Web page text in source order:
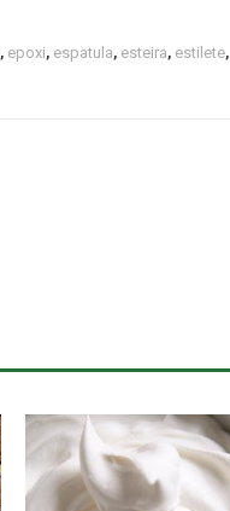
, epoxi, espatula, esteira, estilete,